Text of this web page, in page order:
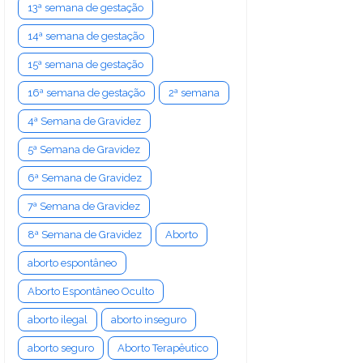
13ª semana de gestação
14ª semana de gestação
15ª semana de gestação
16ª semana de gestação 2ª semana
4ª Semana de Gravidez
5ª Semana de Gravidez
6ª Semana de Gravidez
7ª Semana de Gravidez
8ª Semana de Gravidez Aborto
aborto espontâneo
Aborto Espontâneo Oculto
aborto ilegal aborto inseguro
aborto seguro Aborto Terapêutico